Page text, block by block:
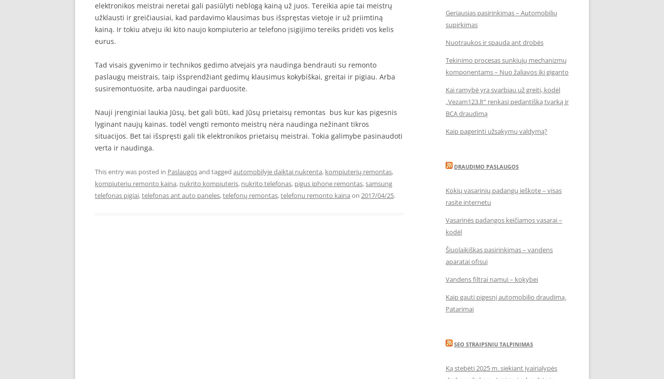
elektronikos meistrai neretai gali pasiūlyti neblogą kainą už juos. Tereikia apie tai meistrų
užklausti ir greičiausiai, kad pardavimo klausimas bus išspręstas vietoje ir už priimtiną
kainą. Ir tokiu atveju iki kito naujo kompiuterio ar telefono įsigijimo tereiks pridėti vos kelis
eurus.
Tad visais gyvenimo ir technikos gedimo atvejais yra naudinga bendrauti su remonto
paslaugų meistrais, taip išsprendžiant gedimų klausimus kokybiškai, greitai ir pigiau. Arba
susiremontuosite, arba naudingai parduosite.
Nauji įrenginiai laukia Jūsų, bet gali būti, kad Jūsų prietaisų remontas bus kur kas pigesnis
lyginant naujų kainas. todėl vengti remonto meistrų nėra naudinga nežinant tikros
situacijos. Bet tai išspręsti gali tik elektronikos prietaisų meistrai. Tokia galimybe pasinaudoti
verta ir naudinga.
This entry was posted in Paslaugosand tagged automobilyje daiktai nukrenta, kompiuterių remontas,
kompiuteriu remonto kaina, nukrito kompiuteris, nukrito telefonas, pigus iphone remontas,samsung
telefonas pigiai,telefonas ant auto paneles,telefonų remontas,telefonu remonto kaina on 2017/04/25.
Geriausias pasirinkimas – Automobilių
supirkimas
Nuotraukos ir spauda ant drobės
Tekinimo procesas sunkiųjų mechanizmų
komponentams – Nuo žaliavos iki giganto
Kai ramybė yra svarbiau už greitį, kodėl
„Vezam123.lt“ renkasi pedantišką tvarką ir
BCA draudimą
Kaip pagerinti užsakymų valdymą?
DRAUDIMO PASLAUGOS
Kokių vasarinių padangų ieškote – visas
rasite internetu
Vasarinės padangos keičiamos vasarai –
kodėl
Šiuolaikiškas pasirinkimas – vandens
aparatai ofisui
Vandens filtrai namui – kokybei
Kaip gauti pigesnį automobilio draudimą.
Patarimai
SEO STRAIPSNIU TALPINIMAS
Ką stebėti 2025 m. siekiant įvairialypės